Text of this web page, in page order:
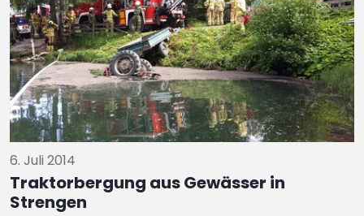
6. Juli 2014
Traktorbergung aus Gewässer in
Strengen